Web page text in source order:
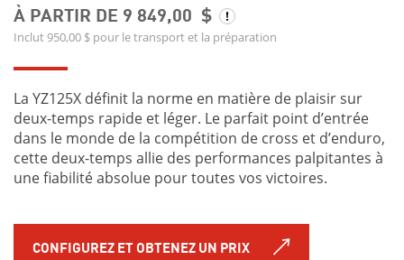
À PARTIR DE 9 849,00 $
Inclut 950,00 $ pour le transport et la préparation
La YZ125X définit la norme en matière de plaisir sur
deux-temps rapide et léger. Le parfait point d’entrée
dans le monde de la compétition de cross et d’enduro,
cette deux-temps allie des performances palpitantes à
une fiabilité absolue pour toutes vos victoires.
CONFIGUREZ ET OBTENEZ UN PRIX